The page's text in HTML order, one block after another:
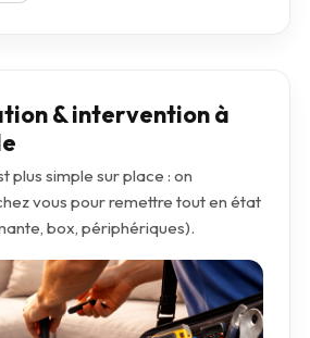
& intervention à
plus simple sur place : on
vous pour remettre tout en état
box, périphériques).